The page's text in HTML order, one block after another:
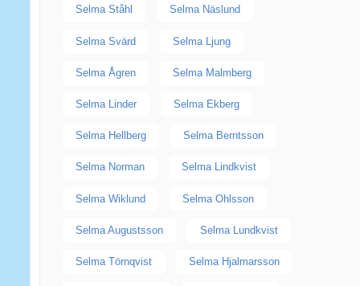
Selma Ståhl Selma Näslund
Selma Svärd Selma Ljung
Selma Ågren Selma Malmberg
Selma Linder Selma Ekberg
Selma Hellberg Selma Berntsson
Selma Norman Selma Lindkvist
Selma Wiklund Selma Ohlsson
Selma Augustsson Selma Lundkvist
Selma Törnqvist Selma Hjalmarsson